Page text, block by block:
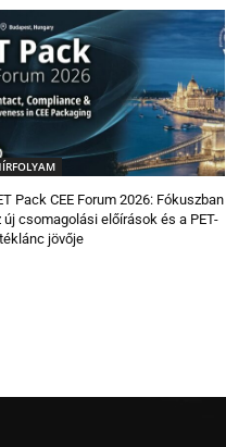
Pack CEE Forum 2026: Fókuszban
új csomagolási előírások és a PET-
jövője